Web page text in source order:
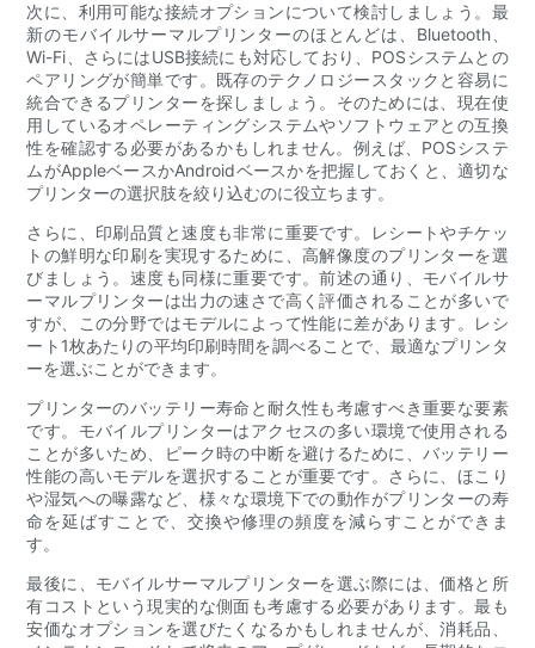
次に、利用可能な接続オプションについて検討しましょう。最
新のモバイルサーマルプリンターのほとんどは、Bluetooth、
Wi-Fi、さらにはUSB接続にも対応しており、POSシステムとの
ペアリングが簡単です。既存のテクノロジースタックと容易に
統合できるプリンターを探しましょう。そのためには、現在使
用しているオペレーティングシステムやソフトウェアとの互換
性を確認する必要があるかもしれません。例えば、POSシステ
ムがAppleベースかAndroidベースかを把握しておくと、適切な
プリンターの選択肢を絞り込むのに役立ちます。
さらに、印刷品質と速度も非常に重要です。レシートやチケッ
トの鮮明な印刷を実現するために、高解像度のプリンターを選
びましょう。速度も同様に重要です。前述の通り、モバイルサ
ーマルプリンターは出力の速さで高く評価されることが多いで
すが、この分野ではモデルによって性能に差があります。レシ
ート1枚あたりの平均印刷時間を調べることで、最適なプリンタ
ーを選ぶことができます。
プリンターのバッテリー寿命と耐久性も考慮すべき重要な要素
です。モバイルプリンターはアクセスの多い環境で使用される
ことが多いため、ピーク時の中断を避けるために、バッテリー
性能の高いモデルを選択することが重要です。さらに、ほこり
や湿気への曝露など、様々な環境下での動作がプリンターの寿
命を延ばすことで、交換や修理の頻度を減らすことができま
す。
最後に、モバイルサーマルプリンターを選ぶ際には、価格と所
有コストという現実的な側面も考慮する必要があります。最も
安価なオプションを選びたくなるかもしれませんが、消耗品、